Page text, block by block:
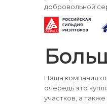
добровольной
Наша компания
очередь это
участков, а